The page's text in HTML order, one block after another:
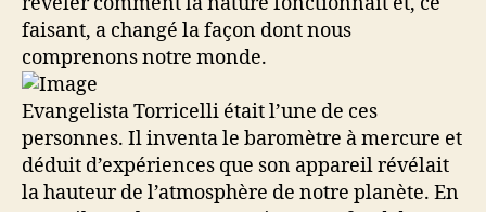
faisant, a changé la façon dont nous
comprenons notre monde.
Evangelista Torricelli était l’une de ces
personnes. Il inventa le baromètre à mercure et
déduit d’expériences que son appareil révélait
la hauteur de l’atmosphère de notre planète. En